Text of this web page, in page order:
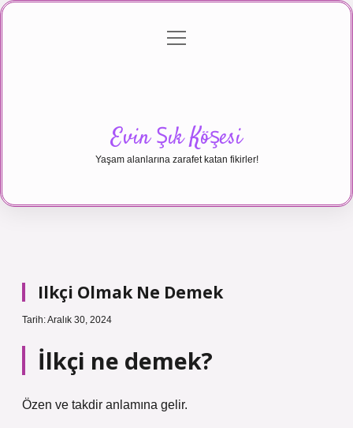
Gizlilik Politikası
menüyü
Evin Şık Köşesi
Yaşam alanlarına zarafet katan fikirler!
Ilkçi Olmak Ne Demek
Tarih: Aralık 30, 2024
İlkçi ne demek?
Özen ve takdir anlamına gelir.